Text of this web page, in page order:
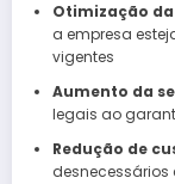
Otimização
a empresa
vigentes
Aumento da
legais ao
Redução de